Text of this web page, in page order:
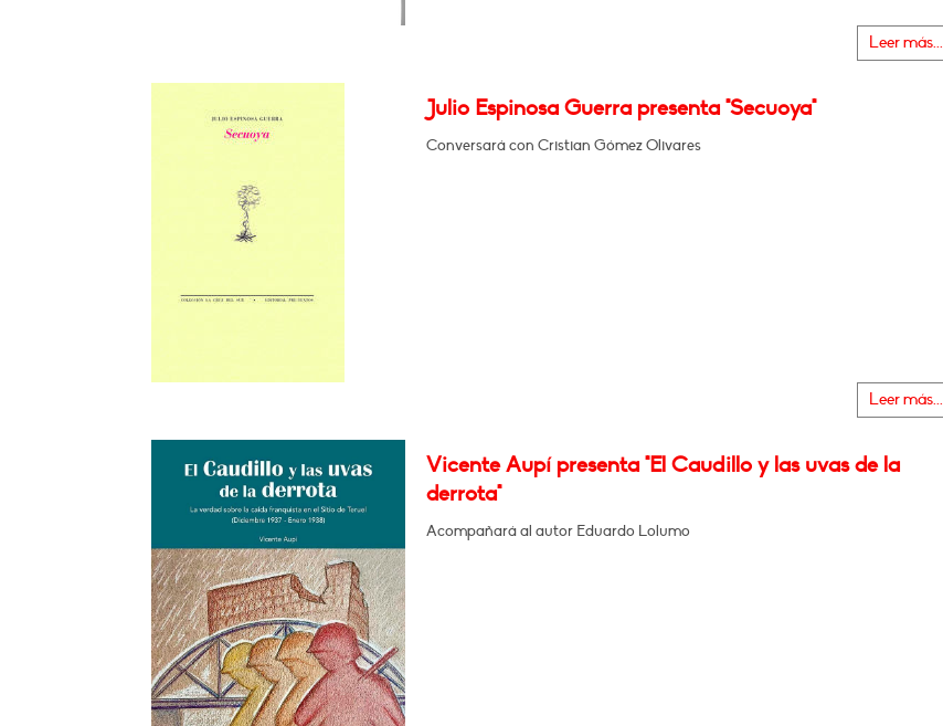
Leer más...
Julio Espinosa Guerra presenta "Secuoya"
Conversará con Cristian Gómez Olivares
Leer más...
Vicente Aupí presenta "El Caudillo y las uvas de la
derrota"
Acompañará al autor Eduardo Lolumo